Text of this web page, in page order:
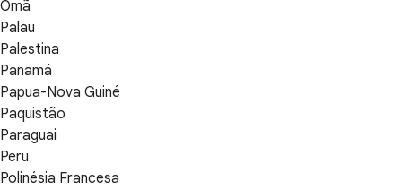
Omã
Palau
Palestina
Panamá
Papua-Nova Guiné
Paquistão
Paraguai
Peru
Polinésia Francesa